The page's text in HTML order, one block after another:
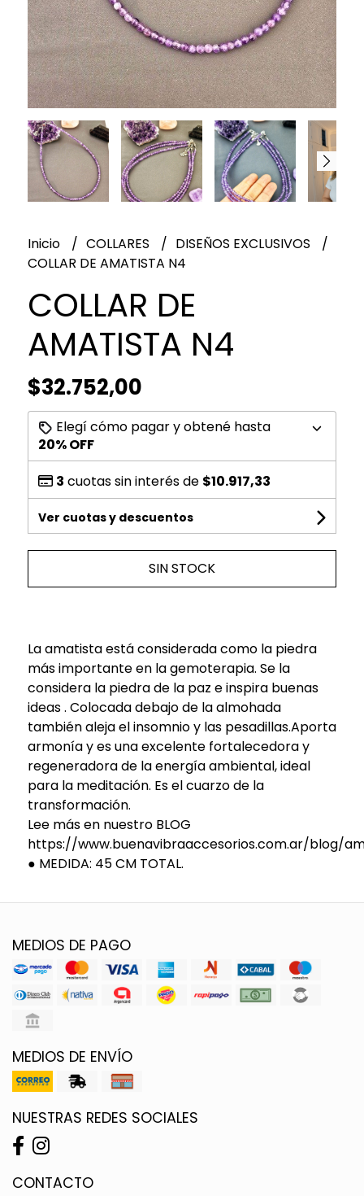
Inicio COLLARES
DISEÑOS EXCLUSIVOS
COLLAR DE AMATISTA N4
COLLAR DE
AMATISTA N4
$32.752,00
Elegí cómo pagar y obtené hasta
20% OFF
3 cuotas sin interés de $10.917,33
Ver cuotas y descuentos
SIN STOCK
La amatista está considerada como la piedra
más importante en la gemoterapia. Se la
considera la piedra de la paz e inspira buenas
ideas . Colocada debajo de la almohada
también aleja el insomnio y las pesadillas.Aporta
armonía y es una excelente fortalecedora y
regeneradora de la energía ambiental, ideal
para la meditación. Es el cuarzo de la
transformación.
Lee más en nuestro BLOG
https://www.buenavibraaccesorios.com.ar/blog/
● MEDIDA: 45 CM TOTAL.
MEDIOS DE PAGO
MEDIOS DE ENVÍO
NUESTRAS REDES SOCIALES
CONTACTO